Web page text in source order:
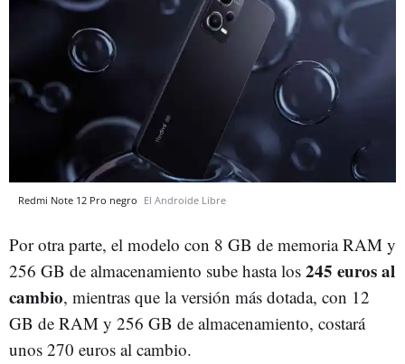
Redmi Note 12 Pro negro El Androide Libre
Por otra parte, el modelo con 8 GB de memoria RAM y
256 GB de almacenamiento sube hasta los 245 euros al
cambio, mientras que la versión más dotada, con 12
GB de RAM y 256 GB de almacenamiento, costará
unos 270 euros al cambio.